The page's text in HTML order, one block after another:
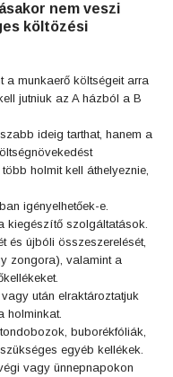
nem veszi
költözési
a munkaerő költségeit arra
jutniuk az A házból a B
ideig tarthat, hanem a
holmit kell áthelyeznie,
igényelhetőek-e.
kiegészítő szolgáltatások.
és újbóli összeszerelését,
zongora), valamint a
után elraktároztatjuk
holminkat.
buborékfóliák,
egyéb kellékek.
vagy ünnepnapokon